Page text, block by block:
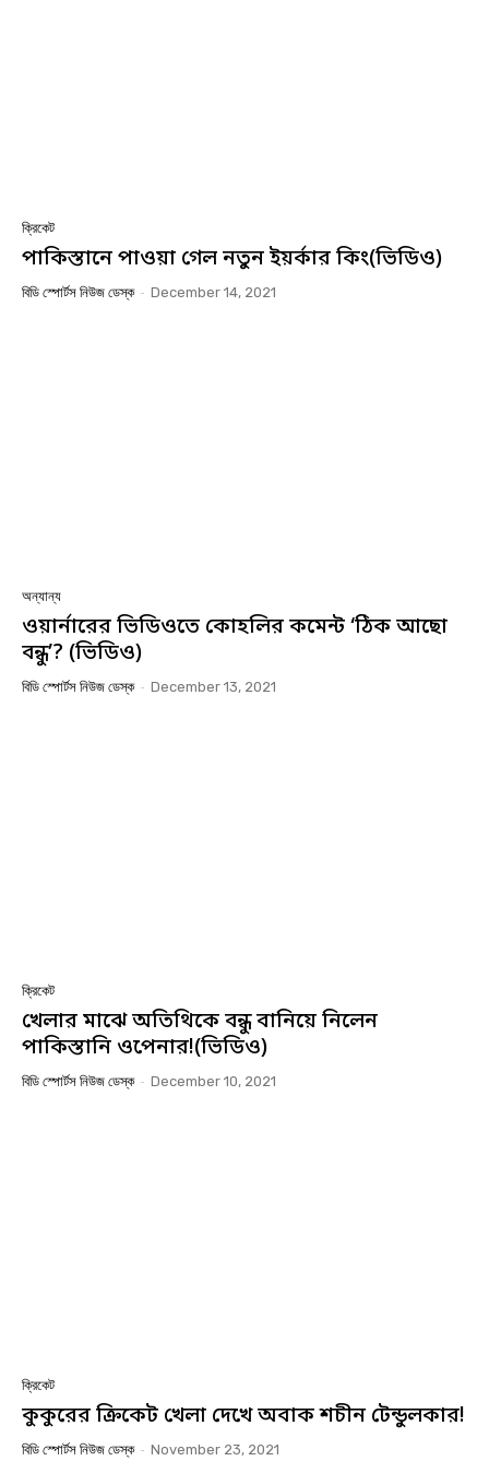
ক্রিকেট
পাকিস্তানে পাওয়া গেল নতুন ইয়র্কার কিং(ভিডিও)
বিডি স্পোর্টস নিউজ ডেস্ক - December 14, 2021
অন্যান্য
ওয়ার্নারের ভিডিওতে কোহলির কমেন্ট ‘ঠিক আছো
বন্ধু’? (ভিডিও)
বিডি স্পোর্টস নিউজ ডেস্ক - December 13, 2021
ক্রিকেট
খেলার মাঝে অতিথিকে বন্ধু বানিয়ে নিলেন
পাকিস্তানি ওপেনার!(ভিডিও)
বিডি স্পোর্টস নিউজ ডেস্ক - December 10, 2021
ক্রিকেট
কুকুরের ক্রিকেট খেলা দেখে অবাক শচীন টেন্ডুলকার!
বিডি স্পোর্টস নিউজ ডেস্ক - November 23, 2021